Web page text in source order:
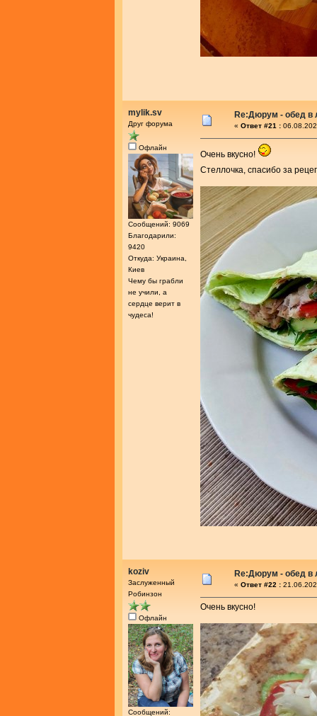
mylik.sv
Друг форума
Офлайн
Сообщений: 9069
Благодарили:
9420
Откуда: Украина,
Киев
Чему бы грабли
не учили, а
сердце верит в
чудеса!
Re:Дюрум - обед в
« Ответ #21 :
Очень вкусно!
Стеллочка, спасибо за
koziv
Заслуженный
Робинзон
Офлайн
Сообщений:
Re:Дюрум - обед в
« Ответ #22 :
Очень вкусно!